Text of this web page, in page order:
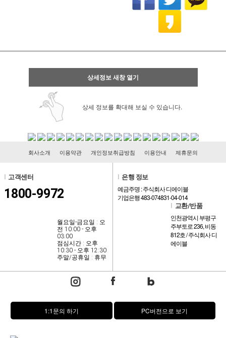
상세정보 새창 열기
상세 정보를 확대해 보실 수 있습니다.
회사소개 이용약관 개인정보취급방침 이용안내 제휴문의
l 고객센터
1800-9972
월요일-금요일 : 오
전 10:00 - 오후
03:00
점심시간 : 오후
10:30 - 오후 12:30
주말/공휴일 : 휴무
l 은행 정보
예금주명 : 주식회사 디에이블
기업은행 483-074831-04-014
l 교환/반품
인천광역시 부평구
주부토로 236, 비동
812호 / 주식회사 디
에이블
1:1문의 하기 PC버전으로 보기